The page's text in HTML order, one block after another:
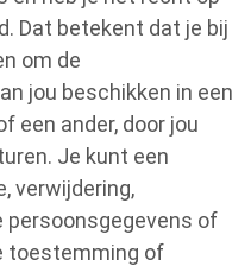
Dat betekent dat je bij
om de
jou beschikken in een
een ander, door jou
Je kunt een
verwijdering,
persoonsgegevens of
toestemming of